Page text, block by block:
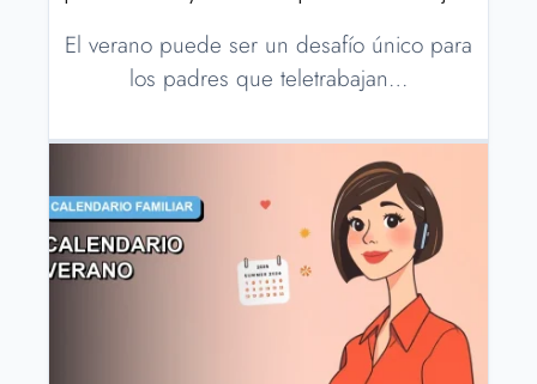
El verano puede ser un desafío único para
los padres que teletrabajan…